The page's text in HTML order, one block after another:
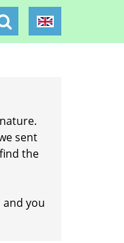
sent
the
and you